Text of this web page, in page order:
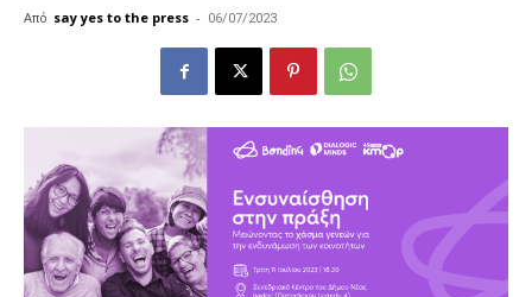
Από say yes to the press - 06/07/2023